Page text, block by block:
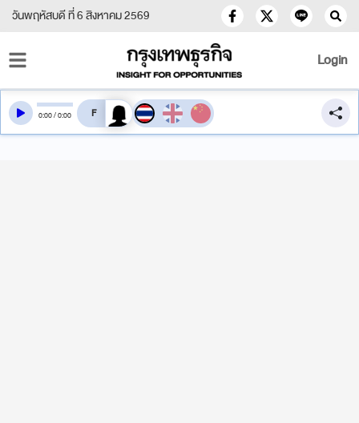
วันพฤหัสบดี ที่ 6 สิงหาคม 2569
Login
0:00/0:00 สลับเสียงอ่าน